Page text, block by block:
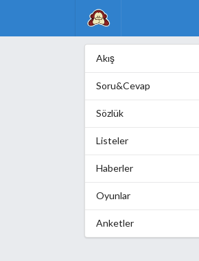
Akış
Soru&Cevap
Sözlük
Listeler
Haberler
Oyunlar
Anketler